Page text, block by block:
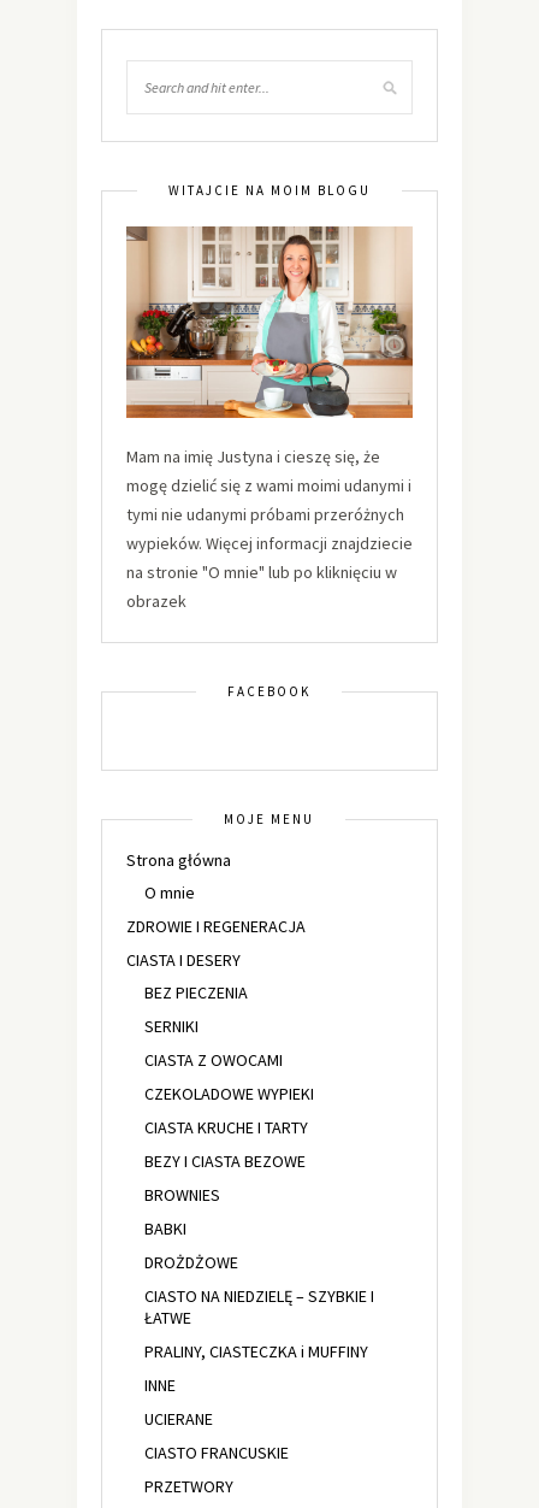
WITAJCIE NA MOIM BLOGU
Mam na imię Justyna i cieszę się, że
mogę dzielić się z wami moimi udanymi i
tymi nie udanymi próbami przeróżnych
wypieków. Więcej informacji znajdziecie
na stronie "O mnie" lub po kliknięciu w
obrazek
FACEBOOK
MOJE MENU
Strona główna
O mnie
ZDROWIE I REGENERACJA
CIASTA I DESERY
BEZ PIECZENIA
SERNIKI
CIASTA Z OWOCAMI
CZEKOLADOWE WYPIEKI
CIASTA KRUCHE I TARTY
BEZY I CIASTA BEZOWE
BROWNIES
BABKI
DROŻDŻOWE
CIASTO NA NIEDZIELĘ – SZYBKIE I
ŁATWE
PRALINY, CIASTECZKA i MUFFINY
INNE
UCIERANE
CIASTO FRANCUSKIE
PRZETWORY